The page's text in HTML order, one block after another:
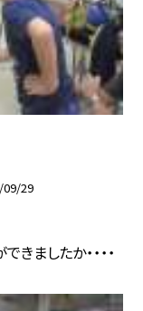
09/29
ましたか・・・・